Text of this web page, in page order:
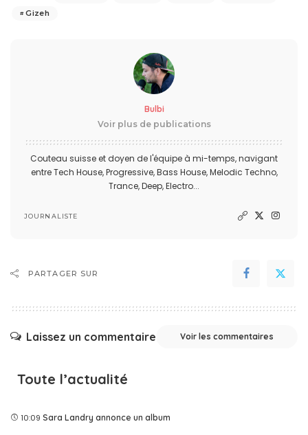
Gizeh
Bulbi
Voir plus de publications
Couteau suisse et doyen de l'équipe à mi-temps, navigant
entre Tech House, Progressive, Bass House, Melodic Techno,
Trance, Deep, Electro...
JOURNALISTE
PARTAGER SUR
Laissez un commentaire Voir les commentaires
Toute l’actualité
10:09 Sara Landry annonce un album